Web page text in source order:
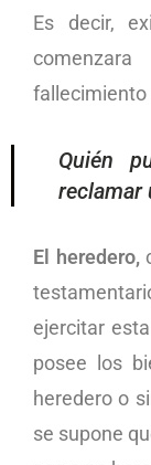
Es decir,
fallecimiento
Quién
reclamar
El heredero,
ejercitar
posee los
heredero o
se supone